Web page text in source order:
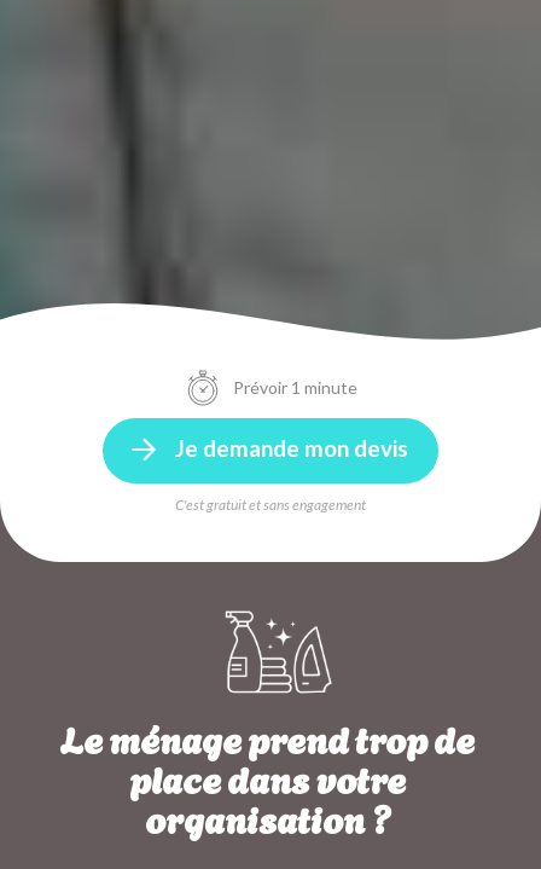
Prévoir 1 minute
Je demande mon devis
C'est gratuit et sans engagement
Le ménage prend trop de
place dans votre
organisation ?